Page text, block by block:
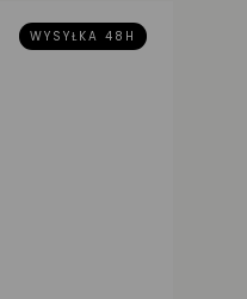
WYSYŁKA 48H